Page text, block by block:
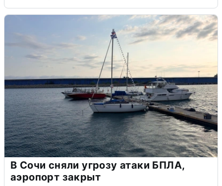
В Сочи сняли угрозу атаки БПЛА,
аэропорт закрыт